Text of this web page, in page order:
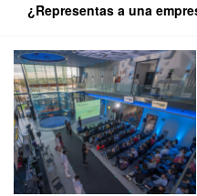
¿Representas a una